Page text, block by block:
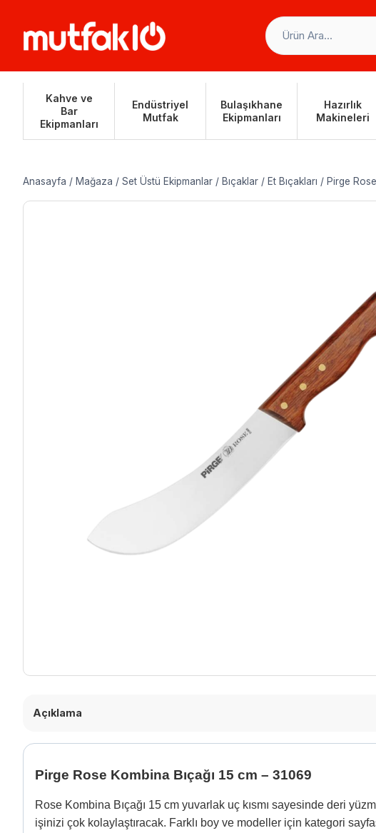
Kahve ve
Bar
Ekipmanları
Endüstriyel
Mutfak
Bulaşıkhane
Ekipmanları
Hazırlık
Makineleri
Anasayfa / Mağaza / Set Üstü Ekipmanlar / Bıçaklar / Et Bıçakları / Pirge
Açıklama
Pirge Rose Kombina Bıçağı 15 cm – 31069
Rose Kombina Bıçağı 15 cm yuvarlak uç kısmı sayesinde deri
işinizi çok kolaylaştıracak. Farklı boy ve modeller için kategori